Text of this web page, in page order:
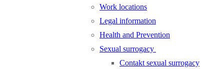
Work locations
Legal information
Health and Prevention
Sexual surrogacy
Contakt sexual surrogacy